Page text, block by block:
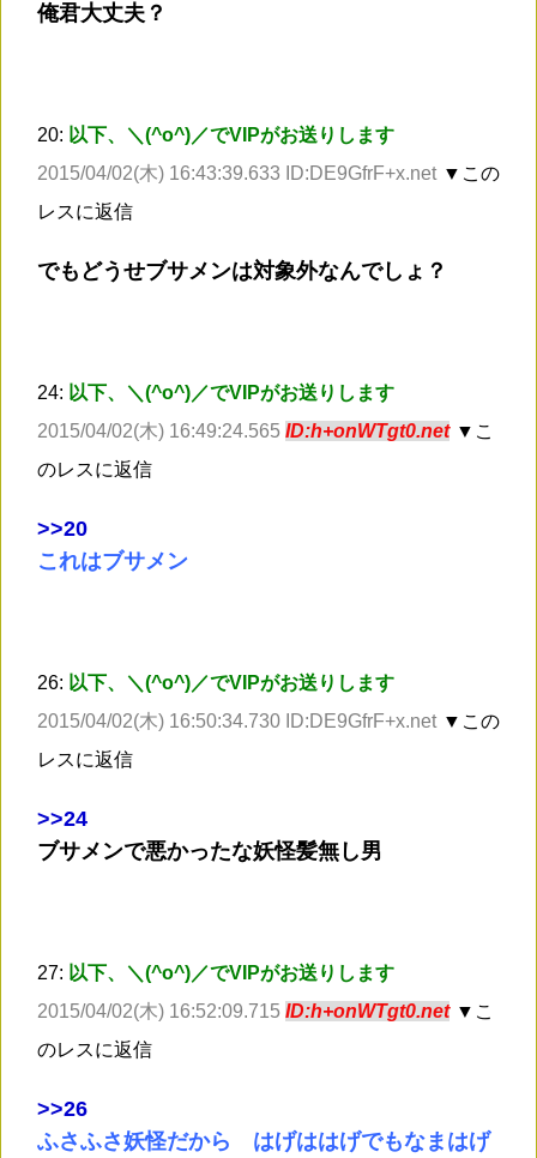
俺君大丈夫？
20: 以下、＼(^o^)／でVIPがお送りします
2015/04/02(木) 16:43:39.633 ID:DE9GfrF+x.net ▼この
レスに返信
でもどうせブサメンは対象外なんでしょ？
24: 以下、＼(^o^)／でVIPがお送りします
2015/04/02(木) 16:49:24.565 ID:h+onWTgt0.net ▼こ
のレスに返信
>>20
これはブサメン
26: 以下、＼(^o^)／でVIPがお送りします
2015/04/02(木) 16:50:34.730 ID:DE9GfrF+x.net ▼この
レスに返信
>>24
ブサメンで悪かったな妖怪髪無し男
27: 以下、＼(^o^)／でVIPがお送りします
2015/04/02(木) 16:52:09.715 ID:h+onWTgt0.net ▼こ
のレスに返信
>>26
ふさふさ妖怪だから はげははげでもなまはげ